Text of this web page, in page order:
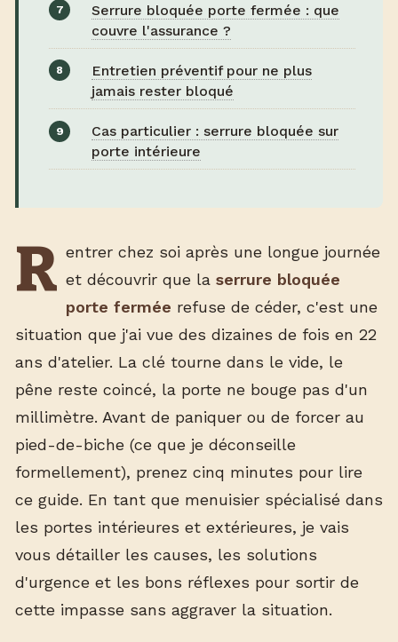
Serrure bloquée porte fermée : que
couvre l'assurance ?
Entretien préventif pour ne plus
jamais rester bloqué
Cas particulier : serrure bloquée sur
porte intérieure
R entrer chez soi après une longue journée
et découvrir que la serrure bloquée
porte fermée refuse de céder, c'est une
situation que j'ai vue des dizaines de fois en 22
ans d'atelier. La clé tourne dans le vide, le
pêne reste coincé, la porte ne bouge pas d'un
millimètre. Avant de paniquer ou de forcer au
pied-de-biche (ce que je déconseille
formellement), prenez cinq minutes pour lire
ce guide. En tant que menuisier spécialisé dans
les portes intérieures et extérieures, je vais
vous détailler les causes, les solutions
d'urgence et les bons réflexes pour sortir de
cette impasse sans aggraver la situation.